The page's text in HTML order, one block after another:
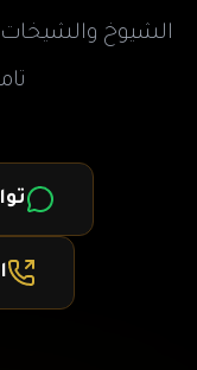
الشيوخ والشيخات